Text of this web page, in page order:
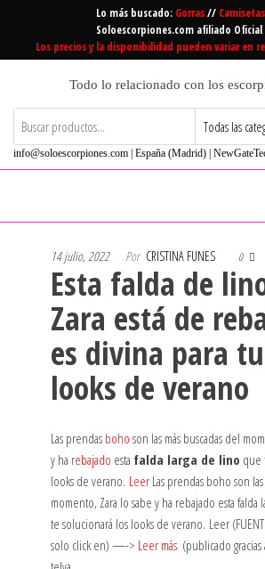
contenido
Lo más buscado: Gorras// Camisetas
Soloescorpiones.com afiliado Oficial
Los precios y la disponibilidad pueden variar en
Todo lo relacionado con los
info@soloescorpiones.com | España (Madrid) |
14 julio, 2022 Por CRISTINA FUNES 0
Esta falda de
Zara está de
es divina para
looks de verano
Las prendas boho son las más buscadas del
y ha rebajado esta falda larga de lino que
looks de verano. LeerLas prendas boho son las
momento, Zara lo sabe y ha rebajado esta
te solucionará los looks de verano. Leer
solo click en) —-> Leer más (publicado